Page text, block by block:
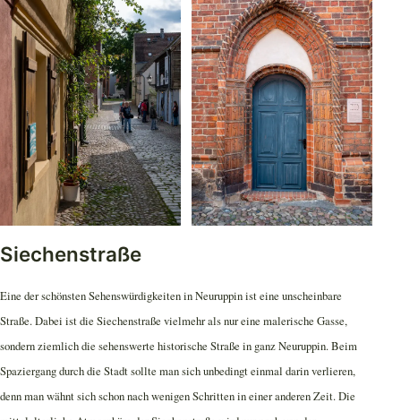
Siechenstraße
Eine der schönsten Sehenswürdigkeiten in Neuruppin ist eine unscheinbare
Straße. Dabei ist die Siechenstraße vielmehr als nur eine malerische Gasse,
sondern ziemlich die sehenswerte historische Straße in ganz Neuruppin. Beim
Spaziergang durch die Stadt sollte man sich unbedingt einmal darin verlieren,
denn man wähnt sich schon nach wenigen Schritten in einer anderen Zeit. Die